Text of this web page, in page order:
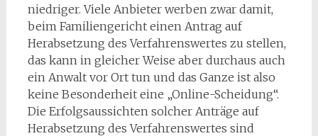
niedriger. Viele Anbieter werben zwar damit,
beim Familiengericht einen Antrag auf
Herabsetzung des Verfahrenswertes zu stellen,
das kann in gleicher Weise aber durchaus auch
ein Anwalt vor Ort tun und das Ganze ist also
keine Besonderheit eine „Online-Scheidung“.
Die Erfolgsaussichten solcher Anträge auf
Herabsetzung des Verfahrenswertes sind